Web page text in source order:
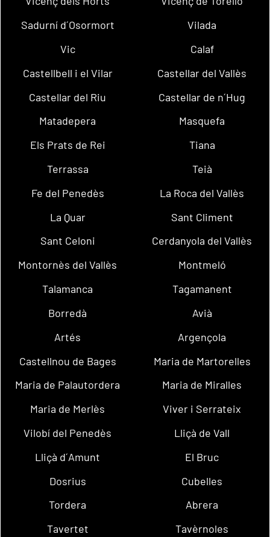
Sadurní d´Osormort
Vilada
Vic
Calaf
Castellbell i el Vilar
Castellar del Vallès
Castellar del Riu
Castellar de n´Hug
Matadepera
Masquefa
Els Prats de Rei
Tiana
Terrassa
Teià
Fe del Penedès
La Roca del Vallès
La Quar
Sant Climent
Sant Celoni
Cerdanyola del Vallès
Montornès del Vallès
Montmeló
Talamanca
Tagamanent
Borredà
Avià
Artés
Argençola
Castellnou de Bages
Maria de Martorelles
Maria de Palautordera
Maria de Miralles
Maria de Merlès
Viver i Serrateix
Vilobí del Penedès
Lliçà de Vall
Lliçà d´Amunt
El Bruc
Dosrius
Cubelles
Tordera
Abrera
Tavertet
Tavèrnoles